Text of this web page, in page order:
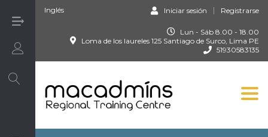
Login/Sign UP
Inglés Iniciar sesión Registrarse
Lun - Sáb 8.00 - 18.00
Loma de los laureles 125 Santiago de Surco, Lima PE
51930583135